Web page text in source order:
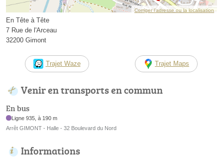
Corriger l’adresse ou la localisation
En Tête à Tête
7 Rue de l'Arceau
32200 Gimont
Trajet Waze Trajet Maps
Venir en transports en commun
En bus
Ligne 935, à 190 m
Arrêt GIMONT - Halle - 32 Boulevard du Nord
Informations